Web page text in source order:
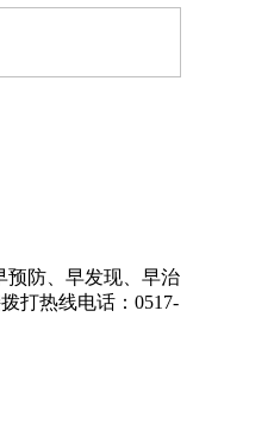
预防、早发现、早治
打热线电话： 0517-